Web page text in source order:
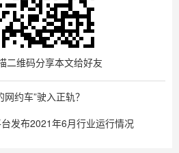
二维码分享本文给好友
约车”驶入正轨？
发布2021年6月行业运行情况